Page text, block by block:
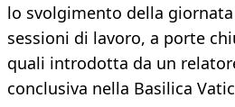
lo svolgimento della
sessioni di lavoro, a porte
quali introdotta da un
conclusiva nella Basilica